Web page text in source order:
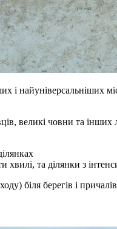
і найуніверсальніших
великі човни та
хвилі, та ділянки з
біля берегів і